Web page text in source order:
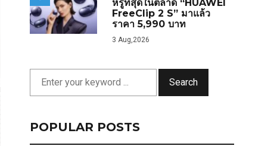
หรูที่สุดในตลาด “HUAWEI
FreeClip 2 S” มาแล้ว
ราคา 5,990 บาท
3 Aug,2026
Search
POPULAR POSTS